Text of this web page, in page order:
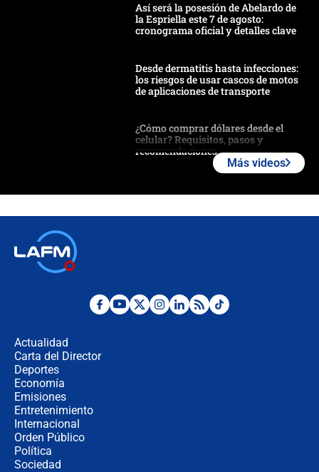
Así será la posesión de Abelardo de
la Espriella este 7 de agosto:
cronograma oficial y detalles clave
Desde dermatitis hasta infecciones:
los riesgos de usar cascos de motos
de aplicaciones de transporte
¿Cómo comprar dólares desde el
celular? Requisitos, pasos y
recomendaciones
Álvaro Uribe asistirá a la posesión y
Más videos
Actualidad
Carta del Director
Deportes
Economía
Emisiones
Entretenimiento
Internacional
Orden Público
Política
Sociedad